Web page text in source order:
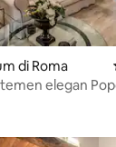
di Roma
elegan